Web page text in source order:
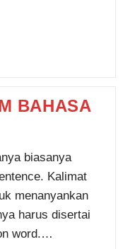
BAHASA
biasanya
Kalimat
menanyankan
harus disertai
word.…